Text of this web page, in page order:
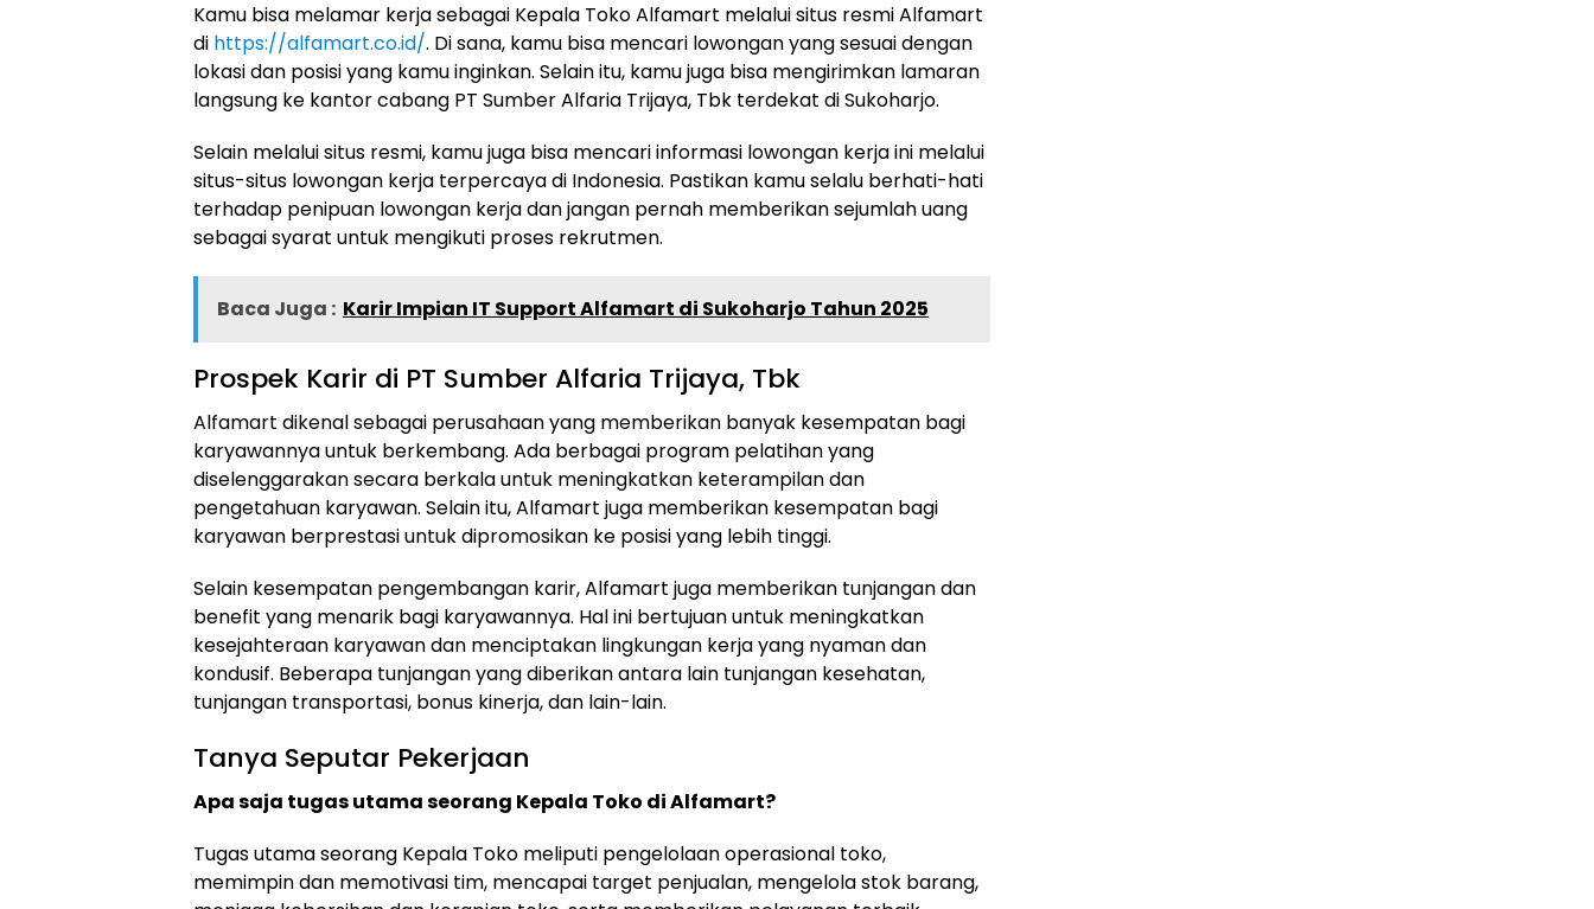
Kamu bisa melamar kerja sebagai Kepala Toko Alfamart melalui situs resmi Alfamart
di https://alfamart.co.id/. Di sana, kamu bisa mencari lowongan yang sesuai dengan
lokasi dan posisi yang kamu inginkan. Selain itu, kamu juga bisa mengirimkan lamaran
langsung ke kantor cabang PT Sumber Alfaria Trijaya, Tbk terdekat di Sukoharjo.
Selain melalui situs resmi, kamu juga bisa mencari informasi lowongan kerja ini melalui
situs-situs lowongan kerja terpercaya di Indonesia. Pastikan kamu selalu berhati-hati
terhadap penipuan lowongan kerja dan jangan pernah memberikan sejumlah uang
sebagai syarat untuk mengikuti proses rekrutmen.
Baca Juga : Karir Impian IT Support Alfamart di Sukoharjo Tahun 2025
Prospek Karir di PT Sumber Alfaria Trijaya, Tbk
Alfamart dikenal sebagai perusahaan yang memberikan banyak kesempatan bagi
karyawannya untuk berkembang. Ada berbagai program pelatihan yang
diselenggarakan secara berkala untuk meningkatkan keterampilan dan
pengetahuan karyawan. Selain itu, Alfamart juga memberikan kesempatan bagi
karyawan berprestasi untuk dipromosikan ke posisi yang lebih tinggi.
Selain kesempatan pengembangan karir, Alfamart juga memberikan tunjangan dan
benefit yang menarik bagi karyawannya. Hal ini bertujuan untuk meningkatkan
kesejahteraan karyawan dan menciptakan lingkungan kerja yang nyaman dan
kondusif. Beberapa tunjangan yang diberikan antara lain tunjangan kesehatan,
tunjangan transportasi, bonus kinerja, dan lain-lain.
Tanya Seputar Pekerjaan
Apa saja tugas utama seorang Kepala Toko di Alfamart?
Tugas utama seorang Kepala Toko meliputi pengelolaan operasional toko,
memimpin dan memotivasi tim, mencapai target penjualan, mengelola stok barang,